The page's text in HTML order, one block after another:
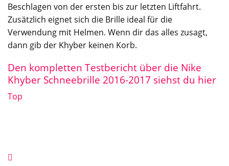
Beschlagen von der ersten bis zur letzten Liftfahrt.
Zusätzlich eignet sich die Brille ideal für die
Verwendung mit Helmen. Wenn dir das alles zusagt,
dann gib der Khyber keinen Korb.
Den kompletten Testbericht über die Nike
Khyber Schneebrille 2016-2017 siehst du hier
Top